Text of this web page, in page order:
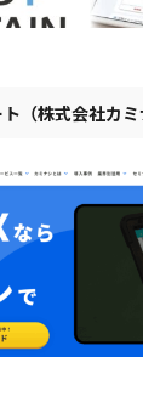
（株式会社カミ